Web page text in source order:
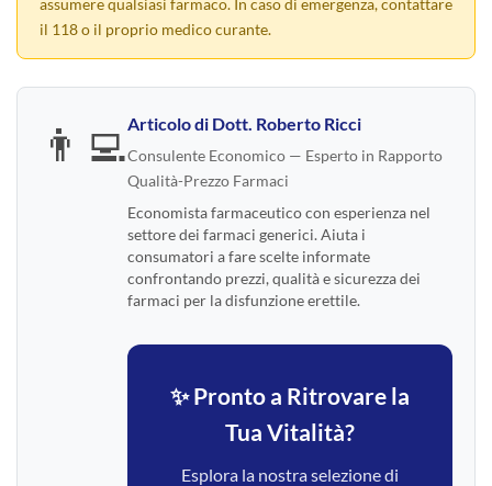
assumere qualsiasi farmaco. In caso di emergenza, contattare
il 118 o il proprio medico curante.
👨‍💻Articolo di Dott. Roberto Ricci
Consulente Economico — Esperto in Rapporto
Qualità-Prezzo Farmaci
Economista farmaceutico con esperienza nel
settore dei farmaci generici. Aiuta i
consumatori a fare scelte informate
confrontando prezzi, qualità e sicurezza dei
farmaci per la disfunzione erettile.
✨ Pronto a Ritrovare la
Tua Vitalità?
Esplora la nostra selezione di